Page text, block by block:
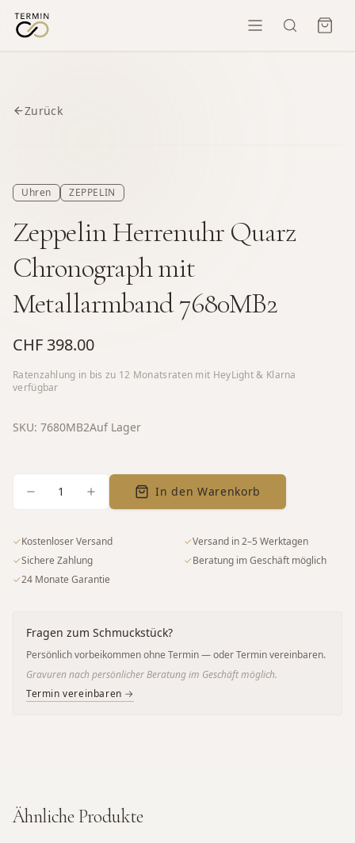
Zurück
Uhren ZEPPELIN
Zeppelin Herrenuhr Quarz
Chronograph mit
Metallarmband 7680MB2
CHF 398.00
Ratenzahlung in bis zu 12 Monatsraten mit HeyLight & Klarna
verfügbar
SKU: 7680MB2Auf Lager
1 In den Warenkorb
✓Kostenloser Versand ✓Versand in 2–5 Werktagen
✓Sichere Zahlung ✓Beratung im Geschäft möglich
✓24 Monate Garantie
Fragen zum Schmuckstück?
Persönlich vorbeikommen ohne Termin — oder Termin vereinbaren.
Gravuren nach persönlicher Beratung im Geschäft möglich.
Termin vereinbaren →
Ähnliche Produkte